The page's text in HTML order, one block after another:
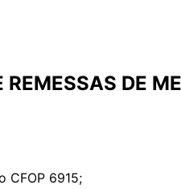
DE
CFOP 6915;